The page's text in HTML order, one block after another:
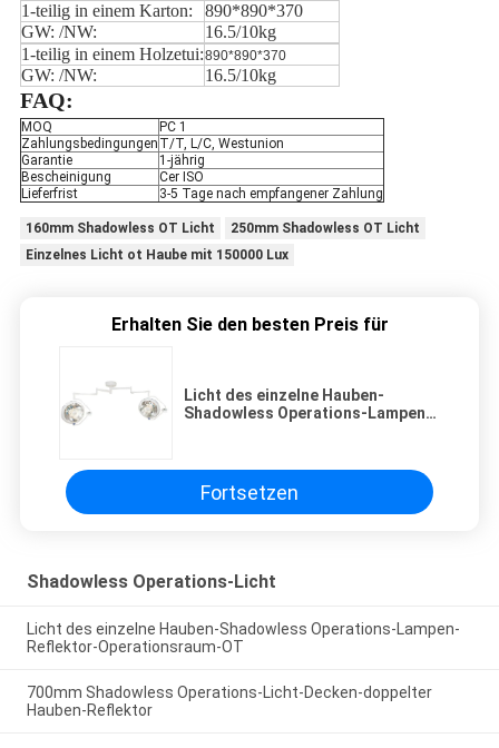
1-teilig in einem Karton:
890*890*370
GW: /NW:
16.5/10kg
1-teilig in einem Holzetui:890*890*370
GW: /NW: 16.5/10kg
FAQ:
MOQ
PC 1
Zahlungsbedingungen T/T, L/C, Westunion
Garantie
1-jährig
Bescheinigung
Cer ISO
Lieferfrist
3-5 Tage nach empfangener Zahlung
160mm Shadowless OT Licht
250mm Shadowless OT Licht
Einzelnes Licht ot Haube mit 150000 Lux
Erhalten Sie den besten Preis für
Licht des einzelne Hauben-
Shadowless Operations-Lampen-
Fortsetzen
Shadowless Operations-Licht
Licht des einzelne Hauben-Shadowless Operations-Lampen-
Reflektor-Operationsraum-OT
700mm Shadowless Operations-Licht-Decken-doppelter
Hauben-Reflektor